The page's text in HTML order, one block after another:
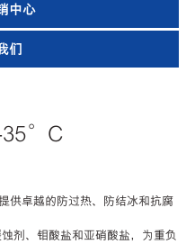
中心
们
35°C
供卓越的防过热、防结冰和抗腐
剂、钼酸盐和亚硝酸盐，为重负